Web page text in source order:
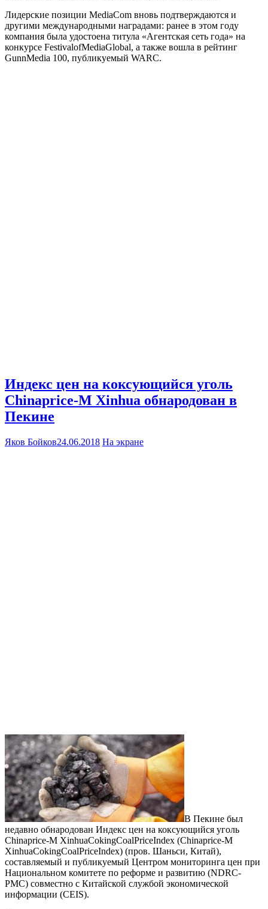
Лидерские позиции MediaCom вновь подтверждаются и
другими международными наградами: ранее в этом году
компания была удостоена титула «Агентская сеть года» на
конкурсе FestivalofMediaGlobal, а также вошла в рейтинг
GunnMedia 100, публикуемый WARC.
Индекс цен на коксующийся уголь
Chinaprice-M Xinhua обнародован в
Пекине
Яков Бойков24.06.2018 На экране
В Пекине был
недавно обнародован Индекс цен на коксующийся уголь
Chinaprice-M XinhuaCokingCoalPriceIndex (Chinaprice-M
XinhuaCokingCoalPriceIndex) (пров. Шаньси, Китай),
составляемый и публикуемый Центром мониторинга цен при
Национальном комитете по реформе и развитию (NDRC-
PMC) совместно с Китайской службой экономической
информации (CEIS).